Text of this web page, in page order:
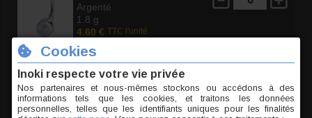
Argenté
1.8 g
4.60 € TTC l'unité